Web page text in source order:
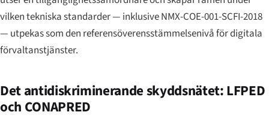
vilken tekniska standarder — inklusive NMX-COE-001-SCFI-2018
— utpekas som den referensöverensstämmelsenivå för digitala
förvaltanstjänster.
Det antidiskriminerande skyddsnätet: LFPED
och CONAPRED